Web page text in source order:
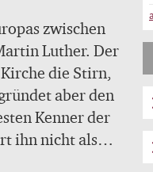
zwischen
Luther. Der
die Stirn,
aber den
Kenner der
ihn nicht als
gewaltigen